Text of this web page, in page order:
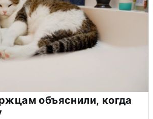
объяснили, когда